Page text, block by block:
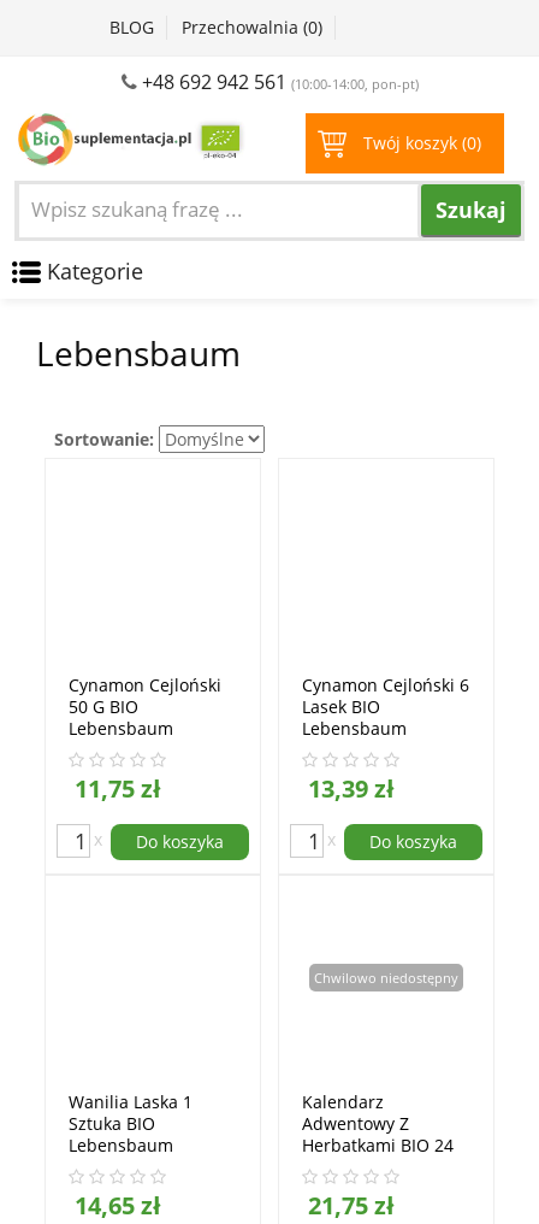
BLOG Przechowalnia (0)
+48 692 942 561 (10:00-14:00, pon-pt)
Twój koszyk (0)
Szukaj
Kategorie
Lebensbaum
Sortowanie:
Cynamon Cejloński
50 G BIO
Lebensbaum
11,75 zł
x Do koszyka
Cynamon Cejloński 6
Lasek BIO
Lebensbaum
13,39 zł
x Do koszyka
Wanilia Laska 1
Sztuka BIO
Lebensbaum
14,65 zł
Chwilowo niedostępny
Kalendarz
Adwentowy Z
Herbatkami BIO 24
Saszetki
Lebensbaum
21,75 zł